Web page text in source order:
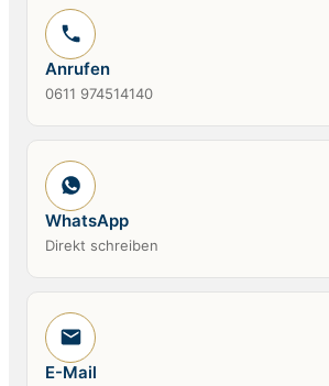
Anrufen
0611 974514140
WhatsApp
Direkt schreiben
E-Mail